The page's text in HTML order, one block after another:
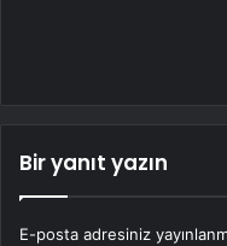
Bir yanıt yazın
E-posta adresiniz